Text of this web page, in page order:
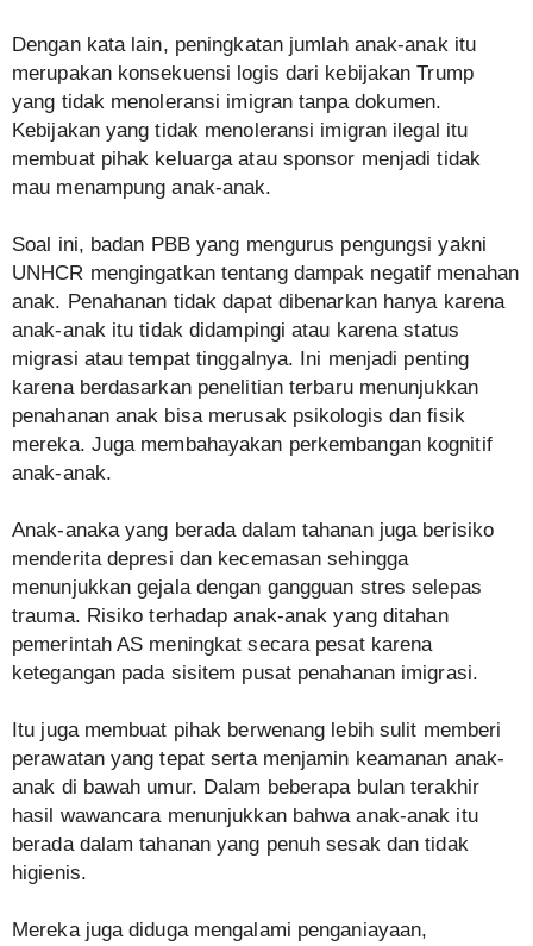
Dengan kata lain, peningkatan jumlah anak-anak itu
merupakan konsekuensi logis dari kebijakan Trump
yang tidak menoleransi imigran tanpa dokumen.
Kebijakan yang tidak menoleransi imigran ilegal itu
membuat pihak keluarga atau sponsor menjadi tidak
mau menampung anak-anak.
Soal ini, badan PBB yang mengurus pengungsi yakni
UNHCR mengingatkan tentang dampak negatif menahan
anak. Penahanan tidak dapat dibenarkan hanya karena
anak-anak itu tidak didampingi atau karena status
migrasi atau tempat tinggalnya. Ini menjadi penting
karena berdasarkan penelitian terbaru menunjukkan
penahanan anak bisa merusak psikologis dan fisik
mereka. Juga membahayakan perkembangan kognitif
anak-anak.
Anak-anaka yang berada dalam tahanan juga berisiko
menderita depresi dan kecemasan sehingga
menunjukkan gejala dengan gangguan stres selepas
trauma. Risiko terhadap anak-anak yang ditahan
pemerintah AS meningkat secara pesat karena
ketegangan pada sisitem pusat penahanan imigrasi.
Itu juga membuat pihak berwenang lebih sulit memberi
perawatan yang tepat serta menjamin keamanan anak-
anak di bawah umur. Dalam beberapa bulan terakhir
hasil wawancara menunjukkan bahwa anak-anak itu
berada dalam tahanan yang penuh sesak dan tidak
higienis.
Mereka juga diduga mengalami penganiayaan,